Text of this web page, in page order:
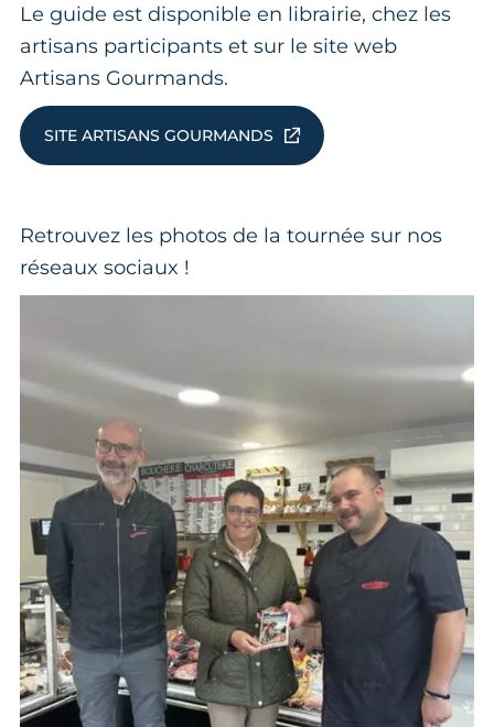
Le guide est disponible en librairie, chez les
artisans participants et sur le site web
Artisans Gourmands.
SITE ARTISANS GOURMANDS
Retrouvez les photos de la tournée sur nos
réseaux sociaux !